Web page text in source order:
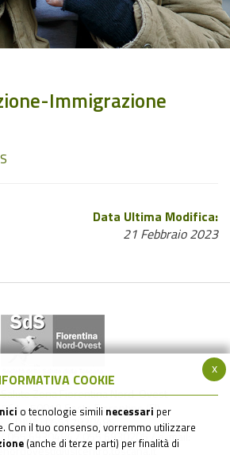
Immigrazione
Data Ultima Modifica:
21 Febbraio 2023
Zona Fiorentina Nord-Ovest
- 50019 Sesto Fiorentino (FI)
- P.IVA : 05517820485
055 6930484 / 055 6930205 / e-mail:
x
COOKIE
o tecnologie simili necessari per
Con il tuo consenso, vorremmo utilizzare
(anche di terze parti) per finalità di